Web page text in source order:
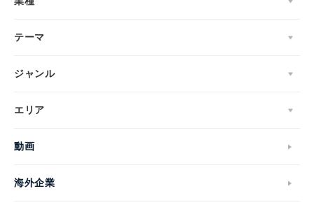
テーマ
ジャンル
エリア
動画
海外企業